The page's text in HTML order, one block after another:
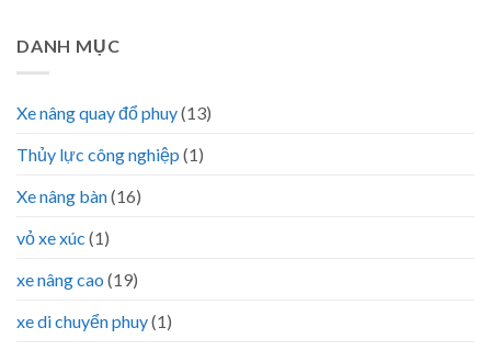
DANH MỤC
Xe nâng quay đổ phuy(13)
Thủy lực công nghiệp (1)
Xe nâng bàn(16)
vỏ xe xúc (1)
xe nâng cao (19)
xe di chuyển phuy(1)